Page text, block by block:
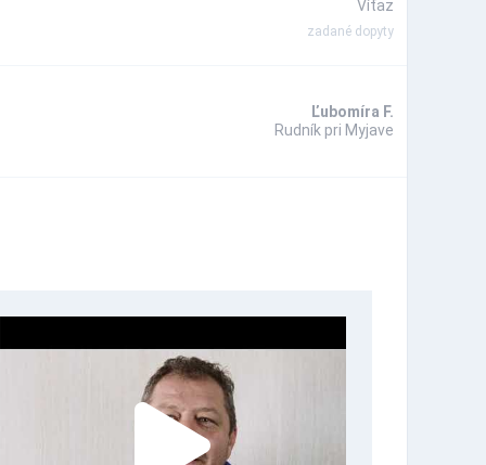
Víťaz
zadané dopyty
Ľubomíra F.
Rudník pri Myjave